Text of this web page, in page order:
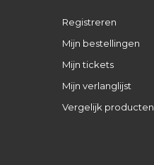
Registreren
Mijn bestellingen
Mijn tickets
Mijn verlanglijst
Vergelijk producten